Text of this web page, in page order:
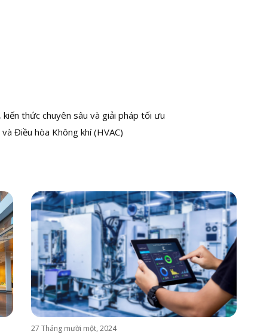
thức chuyên sâu và giải pháp tối ưu
Điều hòa Không khí (HVAC)
27 Tháng mười một, 2024